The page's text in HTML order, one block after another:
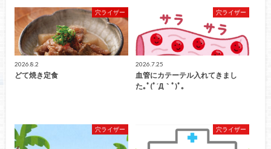
穴ライザー
2026.8.2
どて焼き定食
穴ライザー
2026.7.25
血管にカテーテル入れてきまし
た｡ﾟ(ﾟ´Д｀ﾟ)ﾟ｡
穴ライザー 穴ライザー